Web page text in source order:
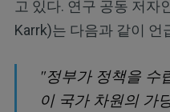
고 있다. 연구 공동 저자
Karrk)는 다음과 같이 언
"정부가 정책을 수
이 국가 차원의 가